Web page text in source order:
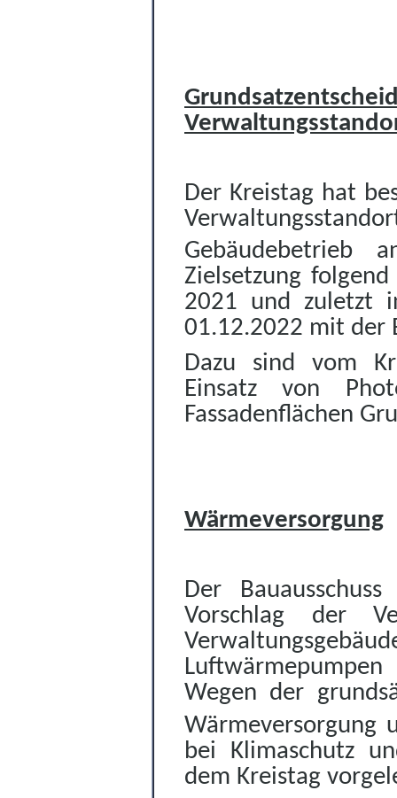
Der Kreistag hat
Gebäudebetrieb
Zielsetzung
2021 und zuletzt
01.12.2022 mit der
Dazu sind vom
Einsatz von
Fassadenflächen
Wärmeversorgung
Der
Vorschlag der
Wegen der
Wärmeversorgung
bei Klimaschutz
dem Kreistag